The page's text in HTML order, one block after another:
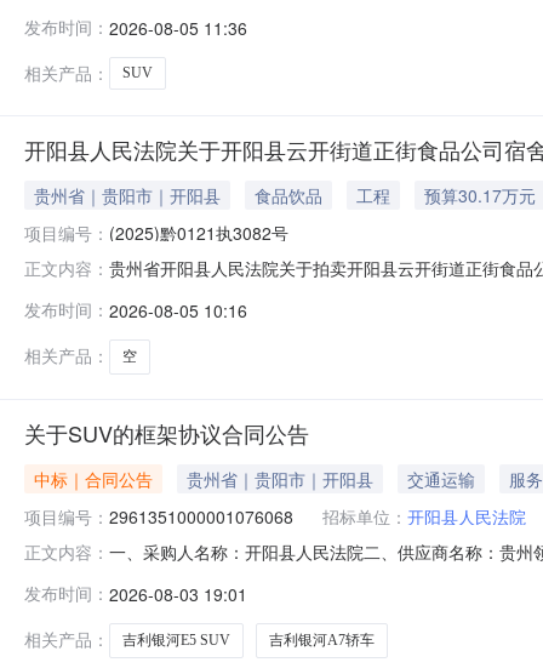
址：开阳县学良大道中段联系人：联系电话：传真：2、
地址：
发布时间： 2026-08-05 11:36
相关产品：
SUV
开阳县人民法院关于开阳县云开街道正街食品公司宿
贵州省｜贵阳市｜开阳县 食品饮品 工程
预算30.17万元
项目编号： (2025)黔0121执3082号
正文内容： 贵州省开阳县人民法院关于拍卖开阳县云开街道正街食
追究其相应违法责任（刑事责任或民事妨碍责任）。2、
容，充分了解拍卖标的物的全部信息
发布时间： 2026-08-05 10:16
相关产品：
空
关于SUV的框架协议合同公告
中标｜合同公告 贵州省｜贵阳市｜开阳县 交通运输
服务
项目编号： 2961351000001076068 招标单位： 开阳县人民法院
正文内容： 一、采购人名称：开阳县人民法院二、供应商名称：贵
（MR6465BEV01）,辆2.001068002136002纯电吉利银
发布时间： 2026-08-03 19:01
相关产品：
吉利银河E5 SUV 吉利银河A7轿车